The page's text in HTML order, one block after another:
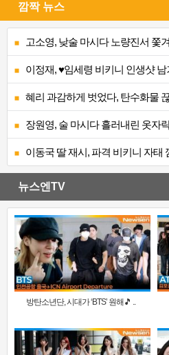
깜짝 뉴스
고소영, 낮술 마시다 노량진서 쫓
이정재, ♥임세령 비키니 인생샷
혜리 과감하게 벗었다, 탄수화물
장원영, 술 마시다 흘러내린 옷자
이동국 딸 재시, 파격 비키니 자
뉴스엔TV
방탄소년단, 시대가 ‘BTS’ 원해🎵 ..